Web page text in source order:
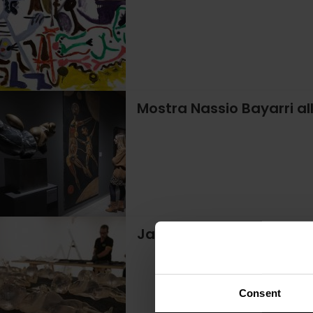
Consent
Mostra Nassio Bayarri
Jaume Plensa: prima